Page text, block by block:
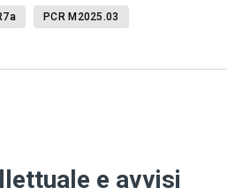
PCR M2025.03
e avvisi